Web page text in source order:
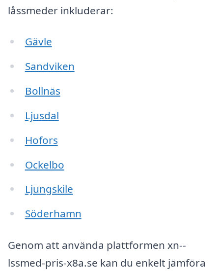
låssmeder inkluderar:
Gävle
Sandviken
Bollnäs
Ljusdal
Hofors
Ockelbo
Ljungskile
Söderhamn
Genom att använda plattformen xn--
lssmed-pris-x8a.se kan du enkelt jämföra